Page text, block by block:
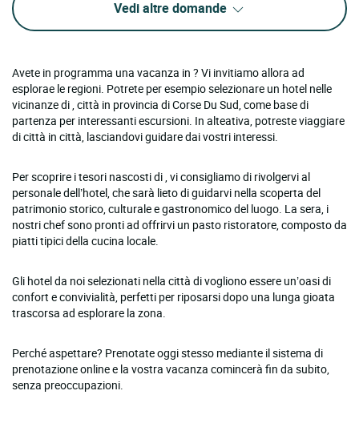
Vedi altre domande
Avete in programma una vacanza in ? Vi invitiamo allora ad
esplorae le regioni. Potrete per esempio selezionare un hotel nelle
vicinanze di , città in provincia di Corse Du Sud, come base di
partenza per interessanti escursioni. In alteativa, potreste viaggiare
di città in città, lasciandovi guidare dai vostri interessi.
Per scoprire i tesori nascosti di , vi consigliamo di rivolgervi al
personale dell’hotel, che sarà lieto di guidarvi nella scoperta del
patrimonio storico, culturale e gastronomico del luogo. La sera, i
nostri chef sono pronti ad offrirvi un pasto ristoratore, composto da
piatti tipici della cucina locale.
Gli hotel da noi selezionati nella città di vogliono essere un’oasi di
confort e convivialità, perfetti per riposarsi dopo una lunga gioata
trascorsa ad esplorare la zona.
Perché aspettare? Prenotate oggi stesso mediante il sistema di
prenotazione online e la vostra vacanza comincerà fin da subito,
senza preoccupazioni.